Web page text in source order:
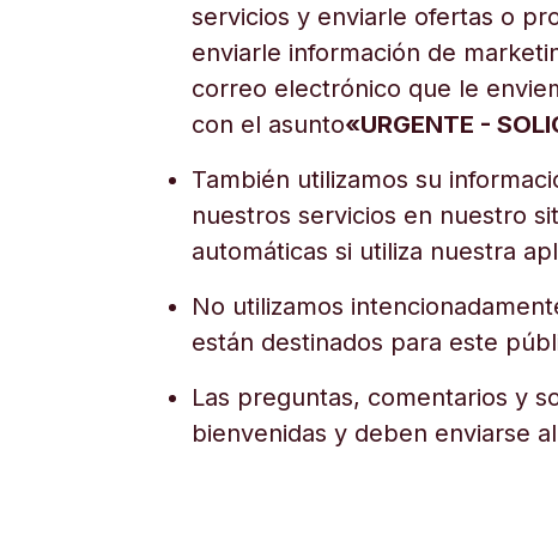
servicios y enviarle ofertas o
enviarle información de
correo electrónico que le
con el asunto«URGENTE -
También utilizamos su
nuestros servicios en nuestro
automáticas si utiliza nuestra
No utilizamos
están destinados para este
Las preguntas, comentarios y
bienvenidas y deben enviarse al